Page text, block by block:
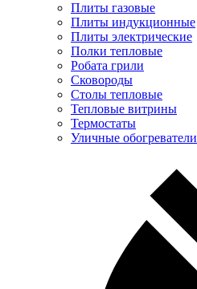
Плиты газовые
Плиты индукционные
Плиты электрические
Полки тепловые
Робата грили
Сковороды
Столы тепловые
Тепловые витрины
Термостаты
Уличные обогреватели